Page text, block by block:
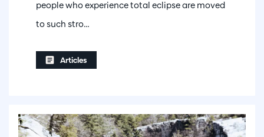
people who experience total eclipse are moved
to such stro…
Articles